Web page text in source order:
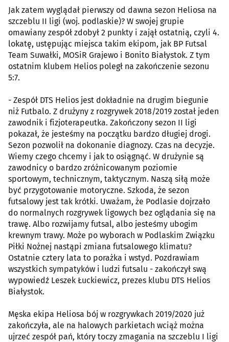
Jak zatem wyglądał pierwszy od dawna sezon Heliosa na
szczeblu II ligi (woj. podlaskie)? W swojej grupie
omawiany zespół zdobył 2 punkty i zajął ostatnią, czyli 4.
lokatę, ustępując miejsca takim ekipom, jak BP Futsal
Team Suwałki, MOSiR Grajewo i Bonito Białystok. Z tym
ostatnim klubem Helios poległ na zakończenie sezonu
5:7.
- Zespół DTS Helios jest dokładnie na drugim biegunie
niż Futbalo. Z drużyny z rozgrywek 2018/2019 został jeden
zawodnik i fizjoterapeutka. Zakończony sezon II ligi
pokazał, że jesteśmy na początku bardzo długiej drogi.
Sezon pozwolił na dokonanie diagnozy. Czas na decyzje.
Wiemy czego chcemy i jak to osiągnąć. W drużynie są
zawodnicy o bardzo zróżnicowanym poziomie
sportowym, technicznym, taktycznym. Naszą siłą może
być przygotowanie motoryczne. Szkoda, że sezon
futsalowy jest tak krótki. Uważam, że Podlasie dojrzało
do normalnych rozgrywek ligowych bez oglądania się na
trawę. Albo rozwijamy futsal, albo jesteśmy ubogim
krewnym trawy. Może po wyborach w Podlaskim Związku
Piłki Nożnej nastąpi zmiana futsalowego klimatu?
Ostatnie cztery lata to porażka i wstyd. Pozdrawiam
wszystkich sympatyków i ludzi futsalu - zakończył swą
wypowiedź Leszek Łuckiewicz, prezes klubu DTS Helios
Białystok.
Męska ekipa Heliosa bój w rozgrywkach 2019/2020 już
zakończyła, ale na halowych parkietach wciąż można
ujrzeć zespół pań, który toczy zmagania na szczeblu I ligi